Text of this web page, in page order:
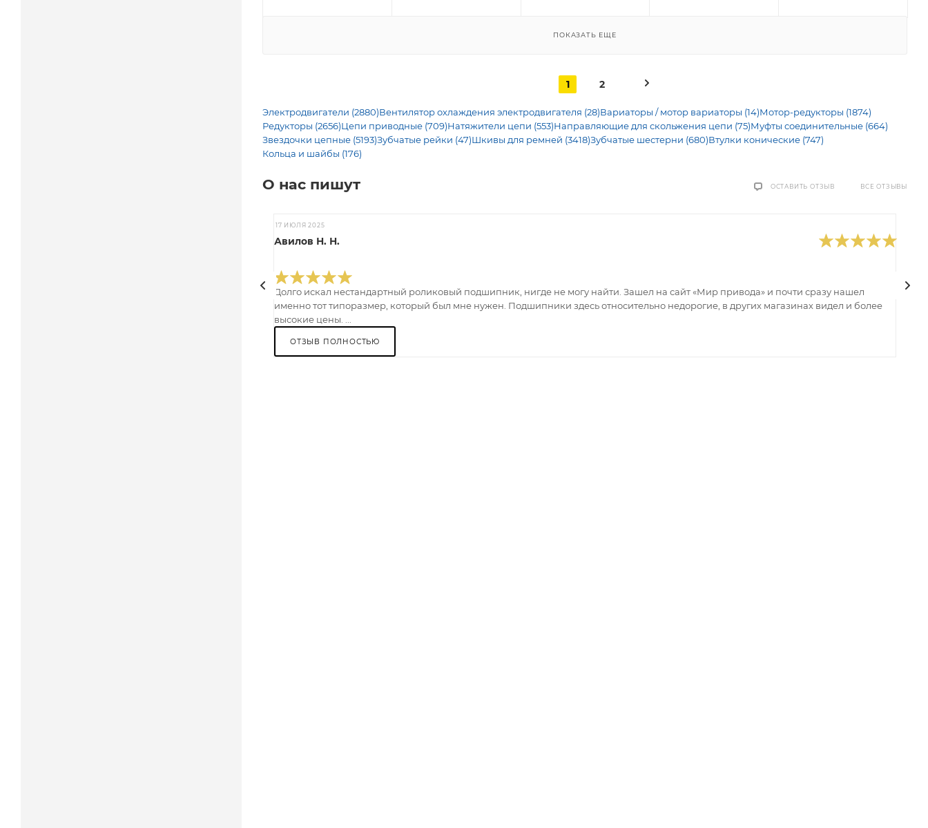
ПОКАЗАТЬ ЕЩЕ
1 2
Электродвигатели (2880)Вентилятор охлаждения электродвигателя (28)Вариаторы / мотор вариаторы (14)Мотор-редукторы (1874)
Редукторы (2656)Цепи приводные (709)Натяжители цепи (553)Направляющие для скольжения цепи (75)Муфты соединительные (664)
Звездочки цепные (5193)Зубчатые рейки (47)Шкивы для ремней (3418)Зубчатые шестерни (680)Втулки конические (747)
Кольца и шайбы (176)
О нас пишут ВСЕ ОТЗЫВЫ
ОСТАВИТЬ ОТЗЫВ
17 ИЮЛЯ 2025
Авилов Н. Н.
Долго искал нестандартный роликовый подшипник, нигде не могу найти. Зашел на сайт «Мир привода» и почти сразу нашел
именно тот типоразмер, который был мне нужен. Подшипники здесь относительно недорогие, в других магазинах видел и более
высокие цены. ...
ОТЗЫВ ПОЛНОСТЬЮ